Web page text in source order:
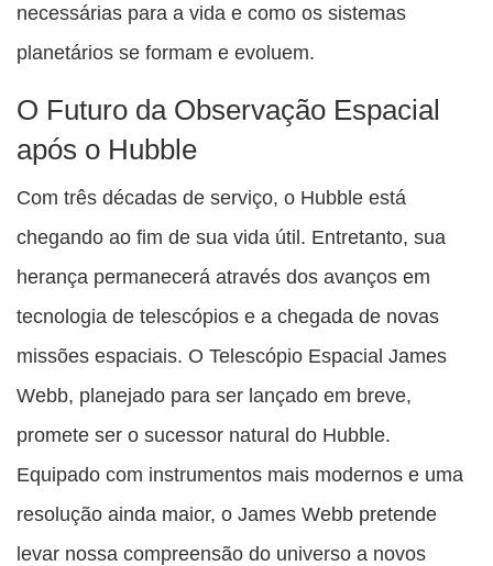
necessárias para a vida e como os sistemas
planetários se formam e evoluem.
O Futuro da Observação Espacial
após o Hubble
Com três décadas de serviço, o Hubble está
chegando ao fim de sua vida útil. Entretanto, sua
herança permanecerá através dos avanços em
tecnologia de telescópios e a chegada de novas
missões espaciais. O Telescópio Espacial James
Webb, planejado para ser lançado em breve,
promete ser o sucessor natural do Hubble.
Equipado com instrumentos mais modernos e uma
resolução ainda maior, o James Webb pretende
levar nossa compreensão do universo a novos